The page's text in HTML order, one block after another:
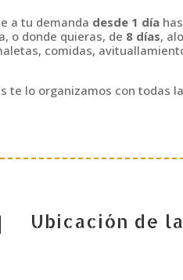
a tu demanda desde 1 día
o donde quieras, de 8 días,
comidas,
te lo organizamos con todas
Ubicación de